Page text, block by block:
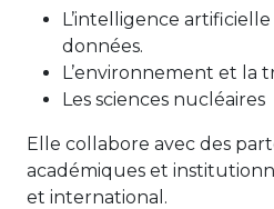
L’intelligence
données.
L’environnement et la
Les sciences nucléaires
Elle collabore avec des
académiques et
et international.